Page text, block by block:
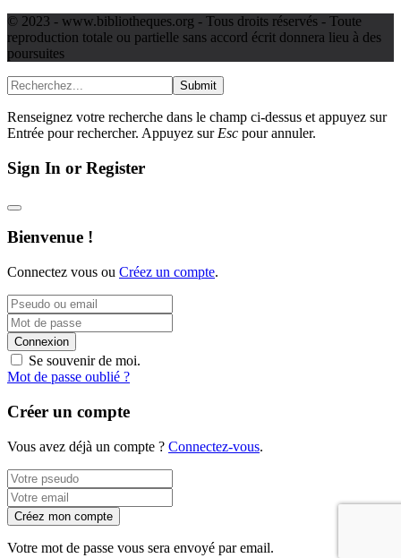
© 2023 - www.bibliotheques.org - Tous droits réservés - Toute
reproduction totale ou partielle sans accord écrit donnera lieu à des
poursuites
Submit
Renseignez votre recherche dans le champ ci-dessus et appuyez sur
Entrée pour rechercher. Appuyez sur Esc pour annuler.
Sign In or Register
Bienvenue !
Connectez vous ou Créez un compte.
Connexion
Se souvenir de moi.
Mot de passe oublié ?
Créer un compte
Vous avez déjà un compte ? Connectez-vous.
Créez mon compte
Votre mot de passe vous sera envoyé par email.